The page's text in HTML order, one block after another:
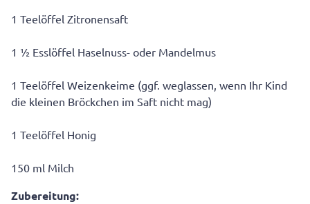
1 Teelöffel Zitronensaft
1 ½ Esslöffel Haselnuss- oder Mandelmus
1 Teelöffel Weizenkeime (ggf. weglassen, wenn Ihr Kind
die kleinen Bröckchen im Saft nicht mag)
1 Teelöffel Honig
150 ml Milch
Zubereitung: